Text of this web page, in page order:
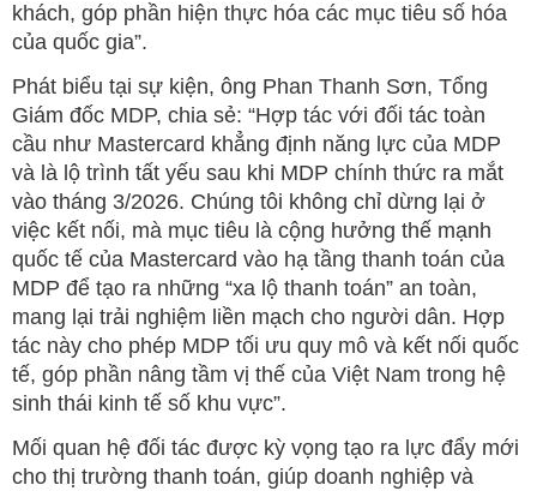
khách, góp phần hiện thực hóa các mục tiêu số hóa
của quốc gia”.
Phát biểu tại sự kiện, ông Phan Thanh Sơn, Tổng
Giám đốc MDP, chia sẻ: “Hợp tác với đối tác toàn
cầu như Mastercard khẳng định năng lực của MDP
và là lộ trình tất yếu sau khi MDP chính thức ra mắt
vào tháng 3/2026. Chúng tôi không chỉ dừng lại ở
việc kết nối, mà mục tiêu là cộng hưởng thế mạnh
quốc tế của Mastercard vào hạ tầng thanh toán của
MDP để tạo ra những “xa lộ thanh toán” an toàn,
mang lại trải nghiệm liền mạch cho người dân. Hợp
tác này cho phép MDP tối ưu quy mô và kết nối quốc
tế, góp phần nâng tầm vị thế của Việt Nam trong hệ
sinh thái kinh tế số khu vực”.
Mối quan hệ đối tác được kỳ vọng tạo ra lực đẩy mới
cho thị trường thanh toán, giúp doanh nghiệp và